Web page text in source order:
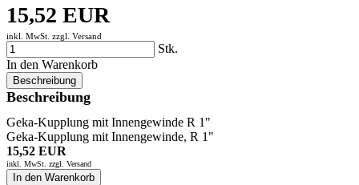
15,52 EUR
inkl. MwSt. zzgl. Versand
Stk.
In den Warenkorb
Beschreibung
Beschreibung
Geka-Kupplung mit Innengewinde R 1"
Geka-Kupplung mit Innengewinde, R 1"
15,52 EUR
inkl. MwSt. zzgl. Versand
In den Warenkorb